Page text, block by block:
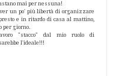
mai per nessuna!
un po' più libertà di organizzare
e in ritardo di casa al mattino,
per giorno.
"stacco" dal mio ruolo di
l'ideale!!!